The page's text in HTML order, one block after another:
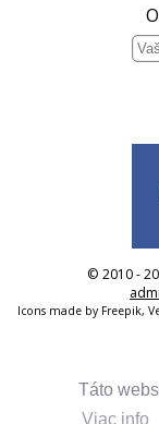
Táto
Viac info
© 2010 -
Icons made by Freepik,